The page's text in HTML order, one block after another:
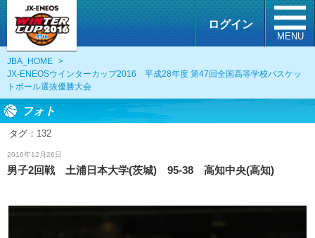
ログイン
MENU
JBA_HOME
>
JX-ENEOSウインターカップ2016 平成28年度 第47回全国高等学校バスケッ
トボール選抜優勝大会
フォト
タグ： 132
2016年12月26日
男子2回戦 土浦日本大学(茨城) 95-38 高知中央(高知)